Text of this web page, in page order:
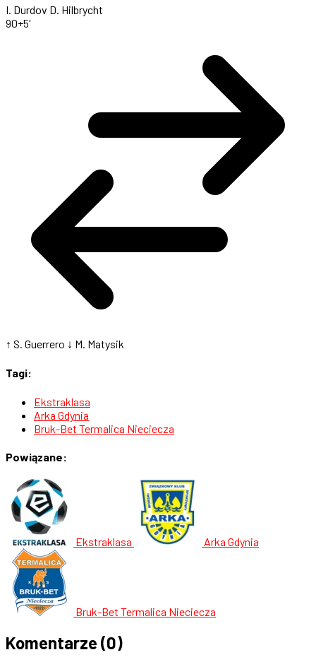
I. Durdov D. Hilbrycht
90+5'
↑ S. Guerrero ↓ M. Matysik
Tagi:
Ekstraklasa
Arka Gdynia
Bruk-Bet Termalica Nieciecza
Powiązane:
Ekstraklasa Arka Gdynia
Bruk-Bet Termalica Nieciecza
Komentarze (0)